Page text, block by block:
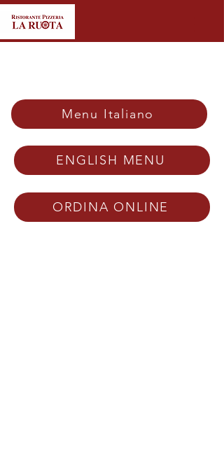
Menu Italiano
ENGLISH MENU
ORDINA ONLINE